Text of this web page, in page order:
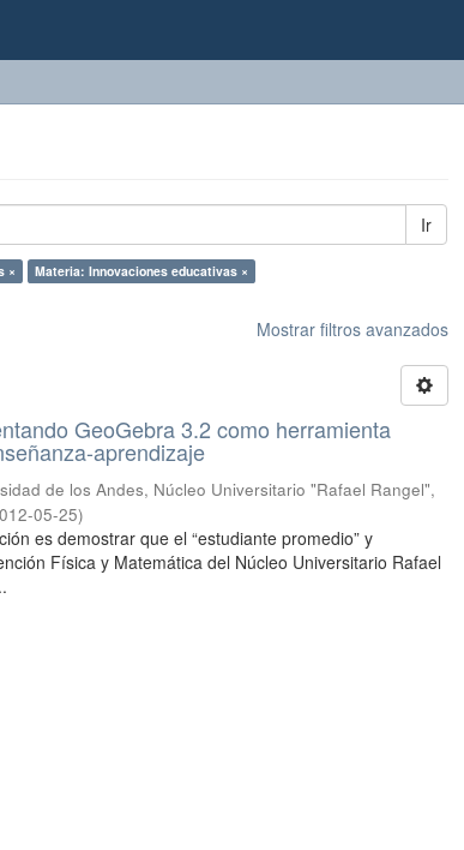
Ir
×
Materia: Innovaciones educativas ×
Mostrar filtros avanzados
GeoGebra 3.2 como herramienta
aprendizaje
de los Andes, Núcleo Universitario "Rafael Rangel",
05-25)
es demostrar que el “estudiante promedio” y
Física y Matemática del Núcleo Universitario Rafael